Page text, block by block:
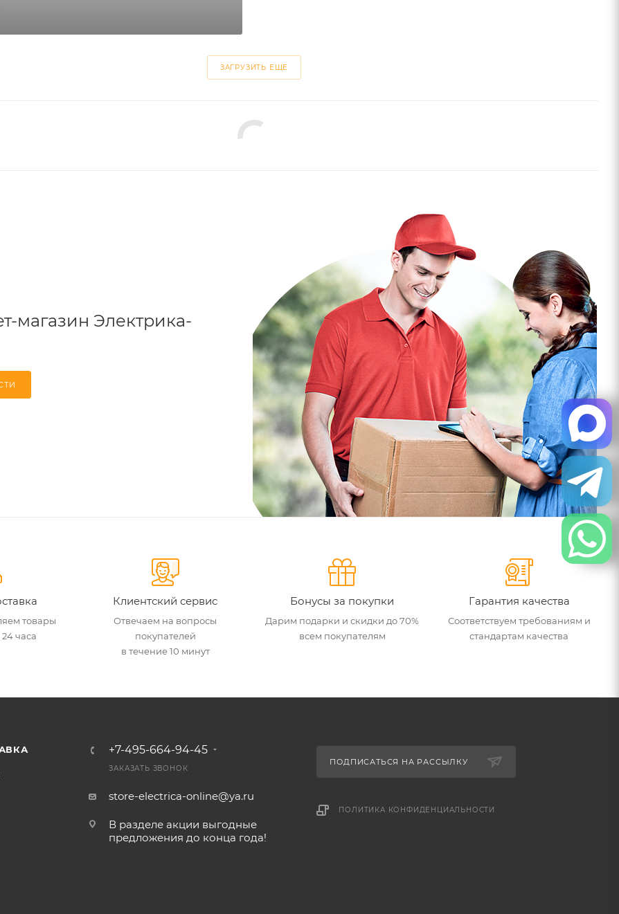
ЗАГРУЗИТЬ ЕЩЕ
магазин Электрика-
товары
часа
Клиентский сервис
Отвечаем на вопросы
покупателей
в течение 10 минут
Бонусы за покупки
Дарим подарки и скидки до 70%
всем покупателям
Гарантия качества
Соответствуем требованиям и
стандартам качества
+7-495-664-94-45
ЗАКАЗАТЬ ЗВОНОК
store-electrica-online@ya.ru
В разделе акции выгодные
предложения до конца года!
ПОДПИСАТЬСЯ НА РАССЫЛКУ
ПОЛИТИКА КОНФИДЕНЦИАЛЬНОСТИ